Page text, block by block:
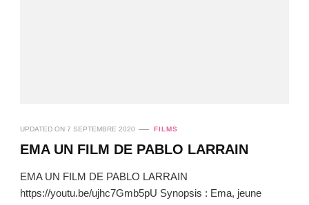
UPDATED ON 7 SEPTEMBRE 2020 FILMS
EMA UN FILM DE PABLO LARRAIN
EMA UN FILM DE PABLO LARRAIN
https://youtu.be/ujhc7Gmb5pU Synopsis : Ema, jeune